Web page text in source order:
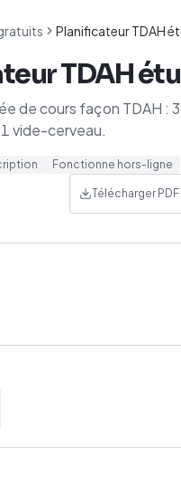
Planificateur TDAH
TDAH
de cours façon TDAH :
vide-cerveau.
Fonctionne hors-ligne
Télécharger PDF